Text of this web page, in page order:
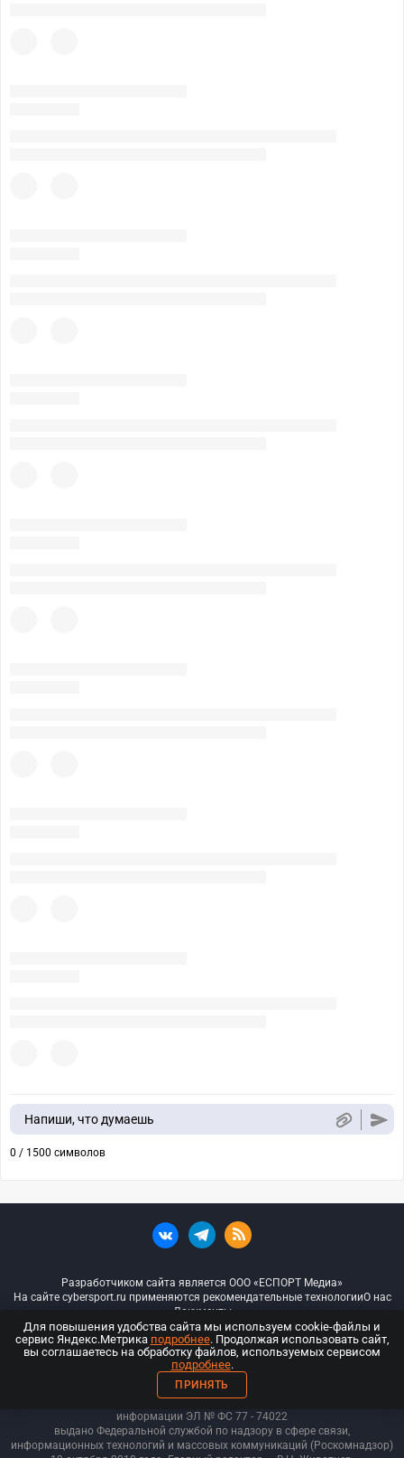
Напиши, что думаешь
0 / 1500 символов
Разработчиком сайта является ООО «ЕСПОРТ Медиа»
На сайте cybersport.ru применяются рекомендательные технологииО нас
Документы
© ООО «Киберспорт.ру» — Все права защищены
18+
ООО «Киберспорт.ру». Свидетельство о регистрации средств массовой
информации ЭЛ № ФС 77 - 74022
выдано Федеральной службой по надзору в сфере связи,
информационных технологий и массовых коммуникаций (Роскомнадзор)
Для повышения удобства сайта мы используем cookie-файлы и
сервис Яндекс.Метрика подробнее. Продолжая использовать сайт,
вы соглашаетесь на обработку файлов, используемых сервисом
подробнее.
ПРИНЯТЬ